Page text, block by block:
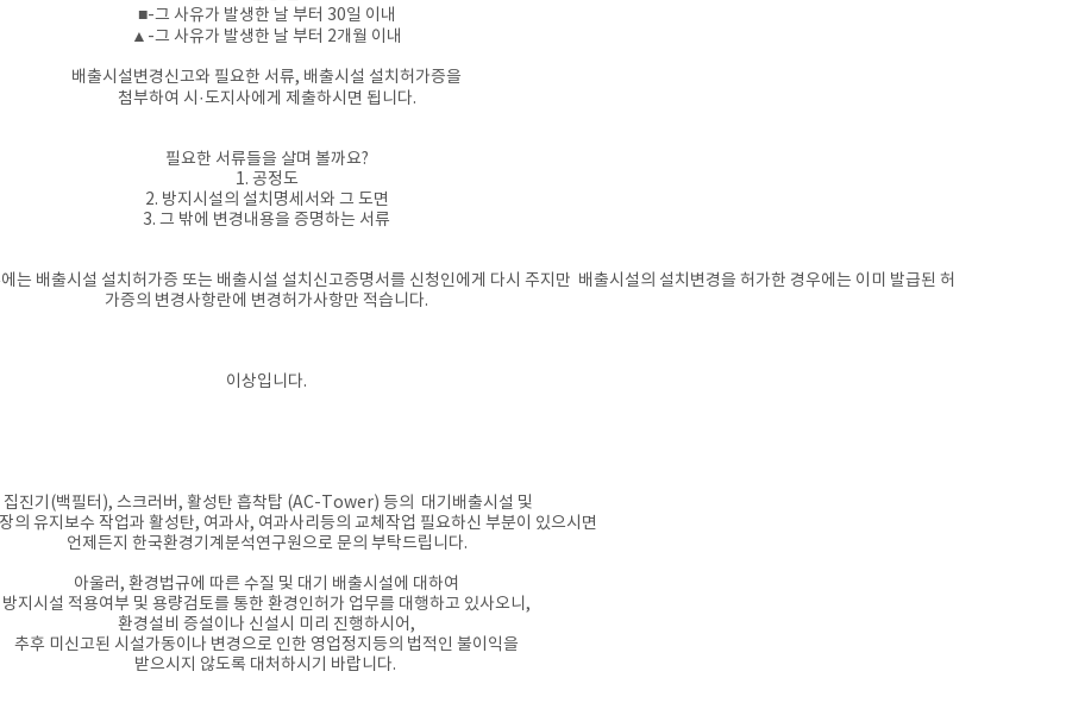
■-그 사유가 발생한 날 부터 30일 이내
▲-그 사유가 발생한 날 부터 2개월 이내
배출시설변경신고와 필요한 서류, 배출시설 설치허가증을
첨부하여 시·도지사에게 제출하시면 됩니다.
필요한 서류들을 살며 볼까요?
1. 공정도
2. 방지시설의 설치명세서와 그 도면
3. 그 밖에 변경내용을 증명하는 서류
는 배출시설 설치허가증 또는 배출시설 설치신고증명서를 신청인에게 다시 주지만 배출시설의 설치변경을 허가한 경우에는 이미 발급된 허
가증의 변경사항란에 변경허가사항만 적습니다.
​이상입니다.
집진기(백필터), 스크러버, 활성탄 흡착탑 (AC-Tower) 등의 대기배출시설 및
의 유지보수 작업과 활성탄, 여과사, 여과사리등의 교체작업 필요하신 부분이 있으시면
언제든지 한국환경기계분석연구원으로 문의 부탁드립니다.
아울러, 환경법규에 따른 수질 및 대기 배출시설에 대하여
방지시설 적용여부 및 용량검토를 통한 환경인허가 업무를 대행하고 있사오니,
환경설비 증설이나 신설시 미리 진행하시어,
추후 미신고된 시설가동이나 변경으로 인한 영업정지등의 법적인 불이익을
받으시지 않도록 대처하시기 바랍니다.